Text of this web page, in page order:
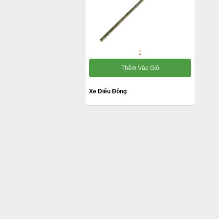
1
Thêm Vào Giỏ
Xe Điếu Đồng